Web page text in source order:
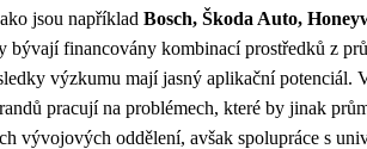
jsou například Bosch, Škoda Auto,
bývají financovány kombinací prostředků z
výzkumu mají jasný aplikační potenciál.
pracují na problémech, které by jinak
vývojových oddělení, avšak spolupráce s